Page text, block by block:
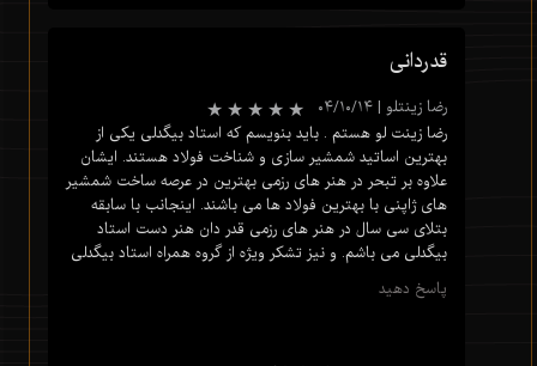
قدردانی
رضا زینتلو | ۰۴/۱۰/۱۴
رضا زینت لو هستم . باید بنویسم که استاد بیگدلی یکی از
بهترین اساتید شمشیر سازی و شناخت فولاد هستند. ایشان
علاوه بر تبحر در هنر های رزمی بهترین در عرصه ساخت شمشیر
های ژاپنی با بهترین فولاد ها می باشند. اینجانب با سابقه
بتلای سی سال در هنر های رزمی قدر دان هنر دست استاد
بیگدلی می باشم. و نیز تشکر ویژه از گروه همراه استاد بیگدلی
پاسخ دهید